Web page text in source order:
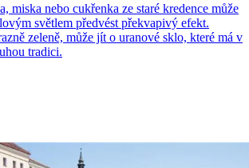
miska nebo cukřenka ze staré kredence může
světlem předvést překvapivý efekt.
zeleně, může jít o uranové sklo, které má v
tradici.